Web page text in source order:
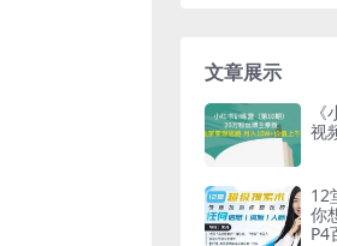
文章展示
视
12
你
P4